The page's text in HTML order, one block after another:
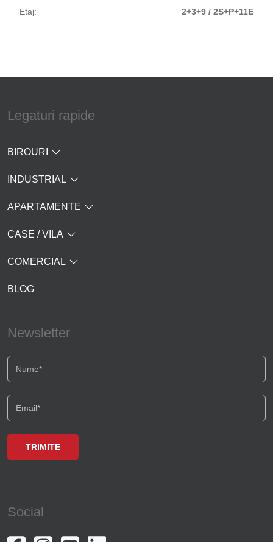
Etaj: 2+3+9 / 2S+P+11E
Legaturi rapide
BIROURI
INDUSTRIAL
APARTAMENTE
CASE / VILA
COMERCIAL
BLOG
Newsletter
Social